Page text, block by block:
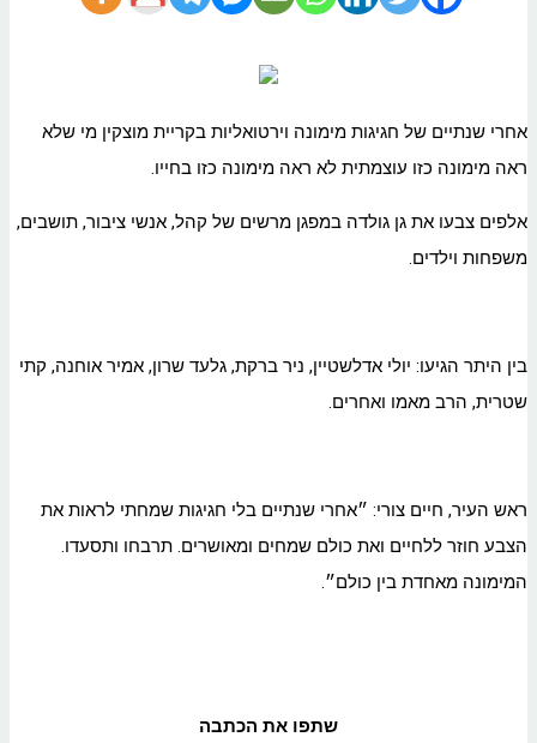
אחרי שנתיים של חגיגות מימונה וירטואליות בקריית מוצקין מי שלא
ראה מימונה כזו עוצמתית לא ראה מימונה כזו בחייו.
אלפים צבעו את גן גולדה במפגן מרשים של קהל, אנשי ציבור, תושבים,
משפחות וילדים.
בין היתר הגיעו: יולי אדלשטיין, ניר ברקת, גלעד שרון, אמיר אוחנה, קתי
שטרית, הרב מאמו ואחרים.
ראש העיר, חיים צורי: ״אחרי שנתיים בלי חגיגות שמחתי לראות את
הצבע חוזר ללחיים ואת כולם שמחים ומאושרים. תרבחו ותסעדו.
המימונה מאחדת בין כולם״.
שתפו את הכתבה